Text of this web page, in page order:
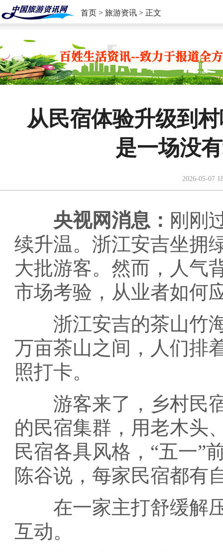
首页 > 旅游资讯 > 正文
从民宿体验升级到
是一场没
2026-05-07
央视网消息： 刚刚
续升温。浙江安吉坐拥
大批游客。然而，人气
市场考验，从业者如何
浙江安吉的茶山竹海
万亩茶山之间，人们排
照打卡。
游客来了，乡村民宿
的民宿集群，用老木头
民宿各具风格，“五一”
陈谷说，每家民宿都有
在一家主打舒缓解压
互动。